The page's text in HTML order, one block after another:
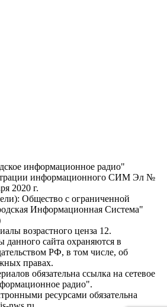
информационное радио"
информационного СИМ Эл №
2020 г.
Общество с ограниченной
Информационная Система"
возрастного ценза 12.
данного сайта охраняются в
РФ, в том числе, об
правах.
обязательна ссылка на сетевое
радио".
ресурсами обязательна